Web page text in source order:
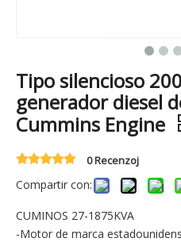
Tipo silencioso
generador diesel
Cummins Engine
0 Recenzoj
Compartir con:
CUMINOS 27-1875KVA
-Motor de marca